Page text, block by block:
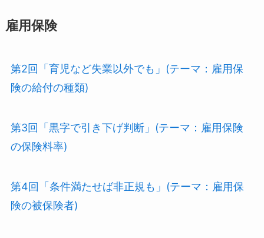
雇用保険
第2回「育児など失業以外でも」(テーマ：雇用保
険の給付の種類)
第3回「黒字で引き下げ判断」(テーマ：雇用保険
の保険料率)
第4回「条件満たせば非正規も」(テーマ：雇用保
険の被保険者)